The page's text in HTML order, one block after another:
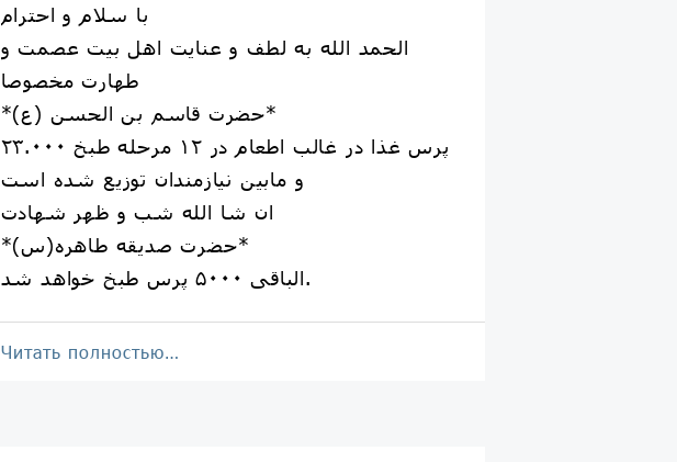
با سلام و احترام
الحمد الله به لطف و عنایت اهل بیت عصمت و
طهارت مخصوصا
*حضرت قاسم بن الحسن (ع)*
۲۳.۰۰۰ پرس غذا در غالب اطعام در ۱۲ مرحله طبخ
و مابین نیازمندان توزیع شده است
ان شا الله شب و ظهر شهادت
*حضرت صدیقه طاهره(س)*
الباقی ۵۰۰۰ پرس طبخ خواهد شد.
Читать полностью…